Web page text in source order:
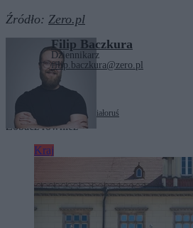
Źródło: Zero.pl
Filip Baczkura
Dziennikarz
filip.baczkura@zero.pl
Tagi:Andrzej Poczobut Białoruś
Zobacz również
Kraj